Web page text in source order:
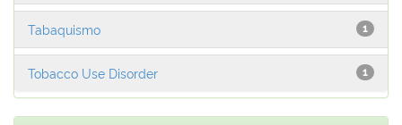
1
Tabaquismo
1
Tobacco Use Disorder